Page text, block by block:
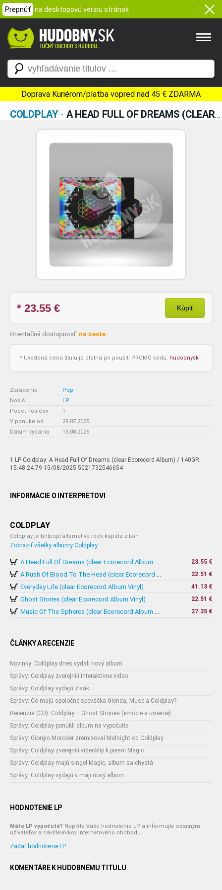
Prepnúť na desktopovú verziu stránok
Doprava Kuriérom/platba vopred nad 45 € ZDARMA
COLDPLAY- A HEAD FULL OF DREAMS (CLEAR ECORECORD ALBUM VINYL)
* 23.55 € Kúpiť
Orientačná dostupnosť: na ceste
* Uvedená cena titulu je platná pri použití PROMO kódu: hudobnysk
Zaradenie : Pop
Nosič
: LP
Počet nosičov
: 1
V ponuke od
: 29.07.2025
Dátum vydania
: 15.08.2025
1 LP Coldplay: A Head Full Of Dreams (clear Ecorecord Album) / 140GR.
15.48 24.79 15/08/2025 5021732546654
INFORMÁCIE O INTERPRETOVI
COLDPLAY
Coldplay je britpop/alternative rock kapela z Lon
Zobraziť všetky albumy Coldplay
A Head Full Of Dreams (clear Ecorecord Album Vinyl)
23.55 €
A Rush Of Blood To The Head (clear Ecorecord Album Vinyl)
22.51 €
Everyday Life (clear Ecorecord Album Vinyl) 41.13 €
Ghost Stories (clear Ecorecord Album Vinyl)
22.51 €
Music Of The Spheres (clear Ecorecord Album Vinyl)
27.35 €
ČLÁNKY A RECENZIE
Novinky: Coldplay dnes vydali nový album
Správy: Coldplay zverejnili interaktívne video
Správy: Coldplay vydajú živák
Správy: Čo majú spoločné speváčka Glenda, Muse a Coldplay?
Recenzia (CD): Coldplay – Ghost Strories (emócie a umenie)
Správy: Coldplay ponúkli album na vypočutie
Správy: Giorgio Moroder zremixoval Midnight od Coldplay
Správy: Coldplay zverejnili videoklip k piesni Magic
Správy: Coldplay majú singel Magic, album sa chystá
Správy: Coldplay vydajú v máji nový album
HODNOTENIE LP
Máte LP vypočuté? Napíšte Vaše hodnotenie LP a informujte ostatným
užívateľov a návštevníkov internetového obchodu.
Zadať hodnotenie LP
KOMENTÁRE K HUDOBNÉMU TITULU